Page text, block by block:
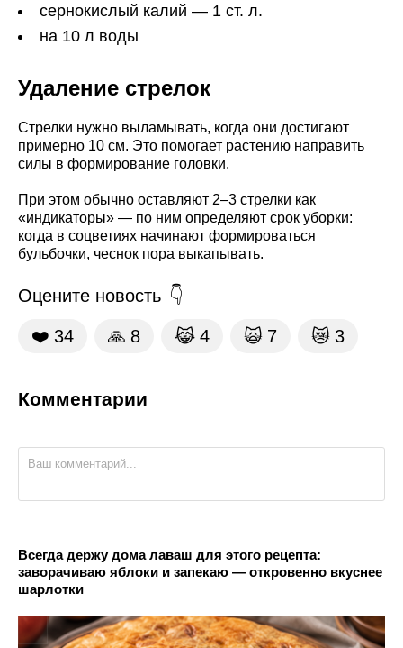
сернокислый калий — 1 ст. л.
на 10 л воды
Удаление стрелок
Стрелки нужно выламывать, когда они достигают
примерно 10 см. Это помогает растению направить
силы в формирование головки.
При этом обычно оставляют 2–3 стрелки как
«индикаторы» — по ним определяют срок уборки:
когда в соцветиях начинают формироваться
бульбочки, чеснок пора выкапывать.
Оцените новость
❤️ 34 🙏 8 😹 4 🙀 7 😿 3
Комментарии
Всегда держу дома лаваш для этого рецепта:
заворачиваю яблоки и запекаю — откровенно вкуснее
шарлотки